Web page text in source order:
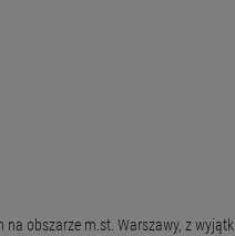
obszarze m.st. Warszawy, z